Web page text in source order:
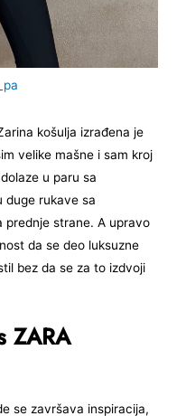
košulja izrađena je
velike mašne i sam kroj
u paru sa
duge rukave sa
prednje strane. A upravo
da se deo luksuzne
bez da se za to izdvoji
ZARA
se završava inspiracija,